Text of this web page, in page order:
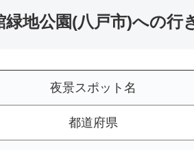
緑地公園(八戸市)への行
夜景スポット名
都道府県